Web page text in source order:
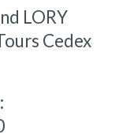
LORY
Cedex